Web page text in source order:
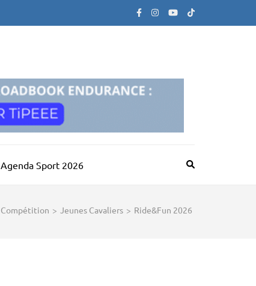
Agenda Sport 2026
Compétition > Jeunes Cavaliers > Ride&Fun 2026